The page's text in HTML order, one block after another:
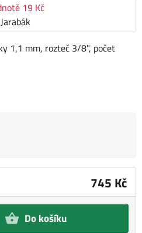
19 Kč
745 Kč
Do košíku
1,1 mm, rozteč 3/8", počet